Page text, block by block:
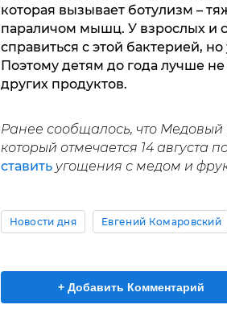
которая вызывает ботулизм –
параличом мышц. У взрослых и
справиться с этой бактерией,
Поэтому детям до года лучше
других продуктов.
Ранее сообщалось, что Медовый
который отмечается 14 августа
ставитьугощения с медом и
Новости дня Евгений Комаровский
+ Добавить Комментарий